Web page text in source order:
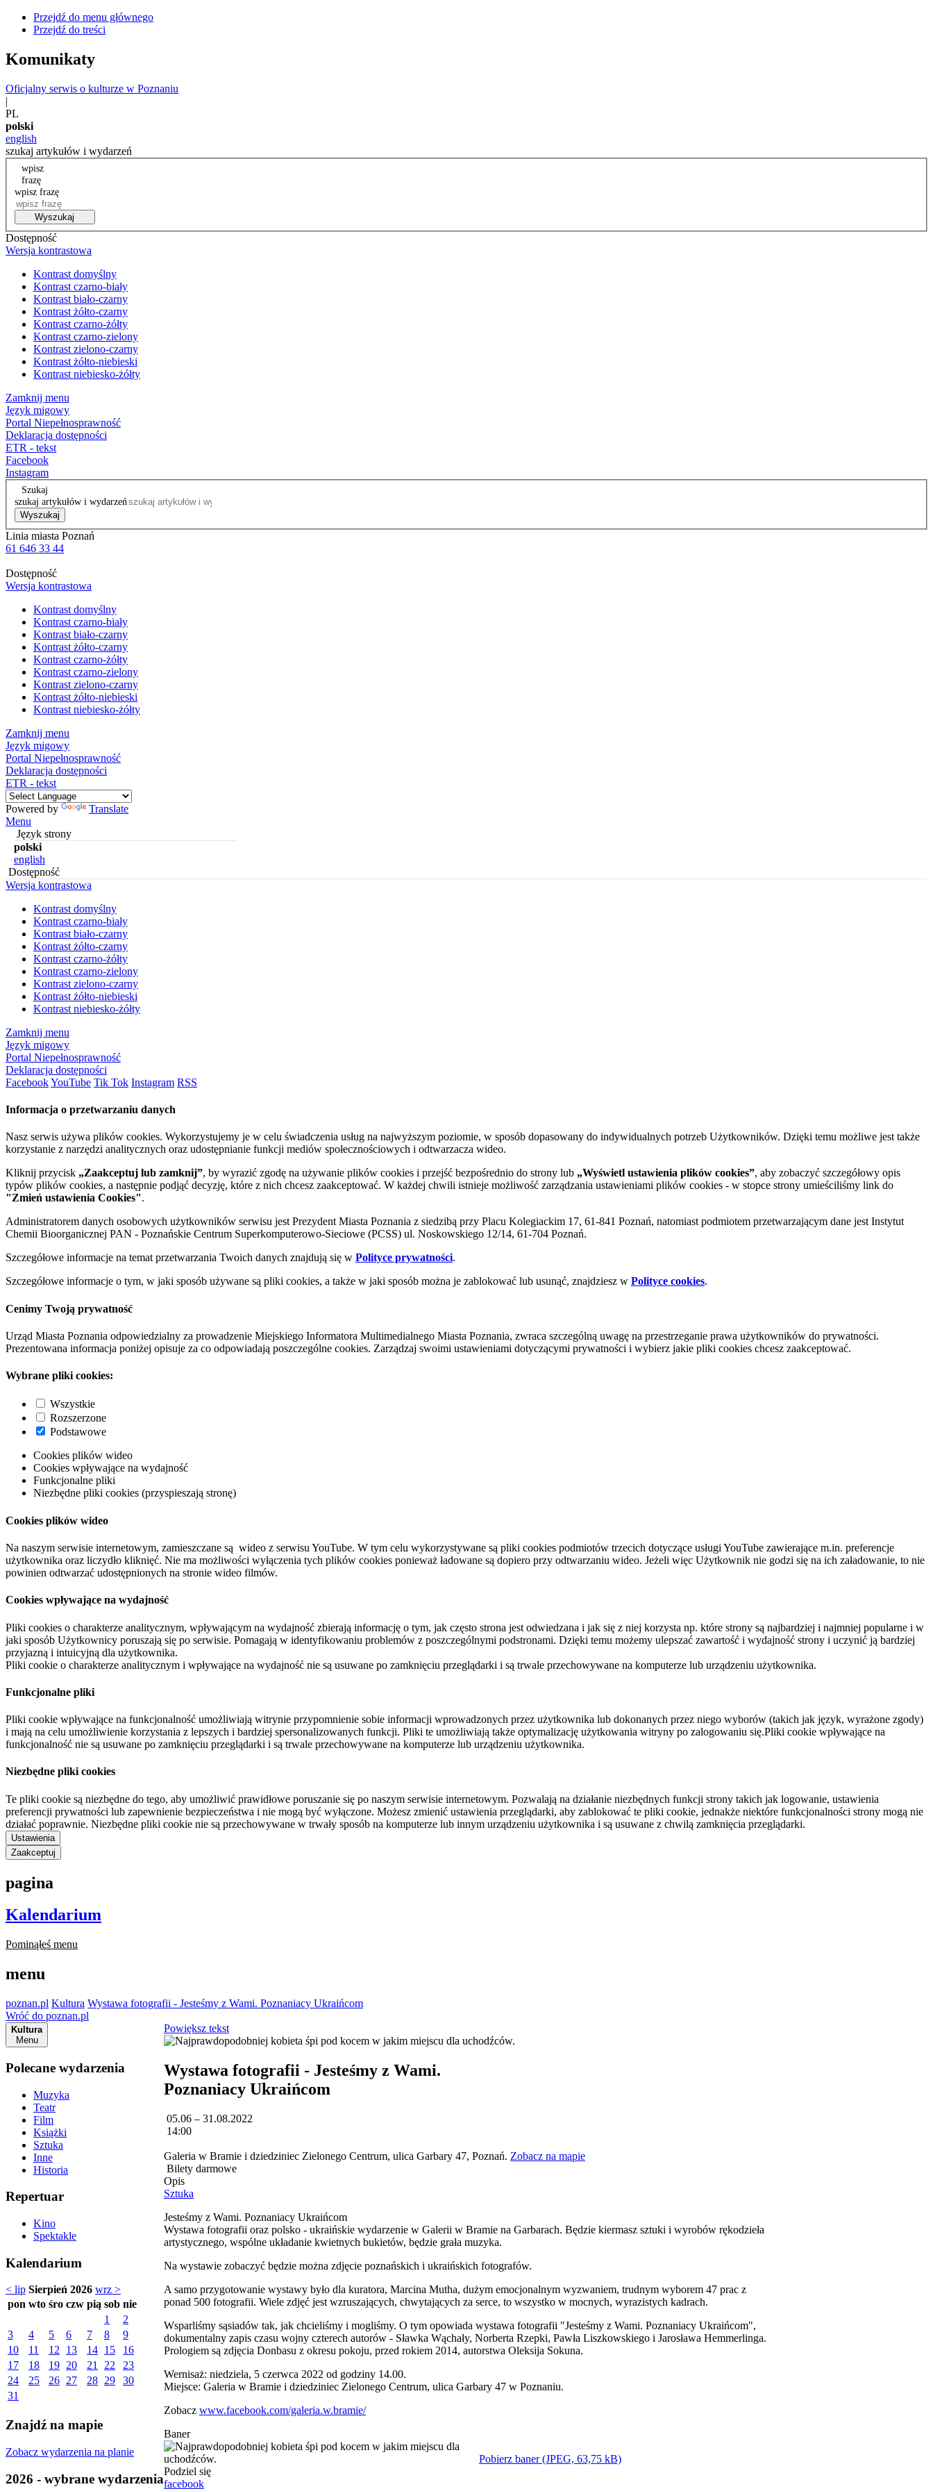
Przejdź do menu głównego
Przejdź do treści
Komunikaty
Oficjalny serwis o kulturze w Poznaniu
|
PL
polski
english
szukaj artykułów i wydarzeń
wpisz
frazę
wpisz frazę
Wyszukaj
Dostępność
Wersja kontrastowa
Kontrast domyślny
Kontrast czarno-biały
Kontrast biało-czarny
Kontrast żółto-czarny
Kontrast czarno-żółty
Kontrast czarno-zielony
Kontrast zielono-czarny
Kontrast żółto-niebieski
Kontrast niebiesko-żółty
Zamknij menu
Język migowy
Portal Niepełnosprawność
Deklaracja dostępności
ETR - tekst
Facebook
Instagram
Szukaj
szukaj artykułów i wydarzeń
Wyszukaj
Linia miasta Poznań
61 646 33 44
Dostępność
Wersja kontrastowa
Kontrast domyślny
Kontrast czarno-biały
Kontrast biało-czarny
Kontrast żółto-czarny
Kontrast czarno-żółty
Kontrast czarno-zielony
Kontrast zielono-czarny
Kontrast żółto-niebieski
Kontrast niebiesko-żółty
Zamknij menu
Język migowy
Portal Niepełnosprawność
Deklaracja dostępności
ETR - tekst
Powered by
Translate
Menu
Język strony
polski
english
Dostępność
Wersja kontrastowa
Kontrast domyślny
Kontrast czarno-biały
Kontrast biało-czarny
Kontrast żółto-czarny
Kontrast czarno-żółty
Kontrast czarno-zielony
Kontrast zielono-czarny
Kontrast żółto-niebieski
Kontrast niebiesko-żółty
Zamknij menu
Język migowy
Portal Niepełnosprawność
Deklaracja dostępności
FacebookYouTube Tik Tok Instagram RSS
Informacja o przetwarzaniu danych
Nasz serwis używa plików cookies. Wykorzystujemy je w celu świadczenia usług na najwyższym poziomie, w sposób dopasowany do indywidualnych potrzeb Użytkowników. Dzięki temu możliwe jest także
korzystanie z narzędzi analitycznych oraz udostępnianie funkcji mediów społecznościowych i odtwarzacza wideo.
Kliknij przycisk „Zaakceptuj lub zamknij”, by wyrazić zgodę na używanie plików cookies i przejść bezpośrednio do strony lub „Wyświetl ustawienia plików cookies”, aby zobaczyć szczegółowy opis
typów plików cookies, a następnie podjąć decyzję, które z nich chcesz zaakceptować. W każdej chwili istnieje możliwość zarządzania ustawieniami plików cookies - w stopce strony umieściliśmy link do
"Zmień ustawienia Cookies".
Administratorem danych osobowych użytkowników serwisu jest Prezydent Miasta Poznania z siedzibą przy Placu Kolegiackim 17, 61-841 Poznań, natomiast podmiotem przetwarzającym dane jest Instytut
Chemii Bioorganicznej PAN - Poznańskie Centrum Superkomputerowo-Sieciowe (PCSS) ul. Noskowskiego 12/14, 61-704 Poznań.
Szczegółowe informacje na temat przetwarzania Twoich danych znajdują się w Polityce prywatności.
Szczegółowe informacje o tym, w jaki sposób używane są pliki cookies, a także w jaki sposób można je zablokować lub usunąć, znajdziesz w Polityce cookies.
Cenimy Twoją prywatność
Urząd Miasta Poznania odpowiedzialny za prowadzenie Miejskiego Informatora Multimedialnego Miasta Poznania, zwraca szczególną uwagę na przestrzeganie prawa użytkowników do prywatności.
Prezentowana informacja poniżej opisuje za co odpowiadają poszczególne cookies. Zarządzaj swoimi ustawieniami dotyczącymi prywatności i wybierz jakie pliki cookies chcesz zaakceptować.
Wybrane pliki cookies:
Wszystkie
Rozszerzone
Podstawowe
Cookies plików wideo
Cookies wpływające na wydajność
Funkcjonalne pliki
Niezbędne pliki cookies (przyspieszają stronę)
Cookies plików wideo
Na naszym serwisie internetowym, zamieszczane są wideo z serwisu YouTube. W tym celu wykorzystywane są pliki cookies podmiotów trzecich dotyczące usługi YouTube zawierające m.in. preferencje
użytkownika oraz liczydło kliknięć. Nie ma możliwości wyłączenia tych plików cookies ponieważ ładowane są dopiero przy odtwarzaniu wideo. Jeżeli więc Użytkownik nie godzi się na ich załadowanie, to nie
powinien odtwarzać udostępnionych na stronie wideo filmów.
Cookies wpływające na wydajność
Pliki cookies o charakterze analitycznym, wpływającym na wydajność zbierają informację o tym, jak często strona jest odwiedzana i jak się z niej korzysta np. które strony są najbardziej i najmniej popularne i w
jaki sposób Użytkownicy poruszają się po serwisie. Pomagają w identyfikowaniu problemów z poszczególnymi podstronami. Dzięki temu możemy ulepszać zawartość i wydajność strony i uczynić ją bardziej
przyjazną i intuicyjną dla użytkownika.
Pliki cookie o charakterze analitycznym i wpływające na wydajność nie są usuwane po zamknięciu przeglądarki i są trwale przechowywane na komputerze lub urządzeniu użytkownika.
Funkcjonalne pliki
Pliki cookie wpływające na funkcjonalność umożliwiają witrynie przypomnienie sobie informacji wprowadzonych przez użytkownika lub dokonanych przez niego wyborów (takich jak język, wyrażone zgody)
i mają na celu umożliwienie korzystania z lepszych i bardziej spersonalizowanych funkcji. Pliki te umożliwiają także optymalizację użytkowania witryny po zalogowaniu się.Pliki cookie wpływające na
funkcjonalność nie są usuwane po zamknięciu przeglądarki i są trwale przechowywane na komputerze lub urządzeniu użytkownika.
Niezbędne pliki cookies
Te pliki cookie są niezbędne do tego, aby umożliwić prawidłowe poruszanie się po naszym serwisie internetowym. Pozwalają na działanie niezbędnych funkcji strony takich jak logowanie, ustawienia
preferencji prywatności lub zapewnienie bezpieczeństwa i nie mogą być wyłączone. Możesz zmienić ustawienia przeglądarki, aby zablokować te pliki cookie, jednakże niektóre funkcjonalności strony mogą nie
działać poprawnie. Niezbędne pliki cookie nie są przechowywane w trwały sposób na komputerze lub innym urządzeniu użytkownika i są usuwane z chwilą zamknięcia przeglądarki.
Ustawienia
Zaakceptuj
pagina
Kalendarium
Pominąłeś menu
menu
poznan.pl Kultura Wystawa fotografii - Jesteśmy z Wami. Poznaniacy Ukraińcom
Wróć do poznan.pl
Kultura
Menu
Polecane wydarzenia
Muzyka
Teatr
Film
Książki
Sztuka
Inne
Historia
Repertuar
Kino
Spektakle
Kalendarium
< lip Sierpień 2026 wrz >
pon wto śro czw pią sob nie
1
2
3
4 5 6 7 8
9
10
11 12 13 14 15
16
17
18 19 20 21 22
23
24
25 26 27 28 29
30
31
Znajdź na mapie
Zobacz wydarzenia na planie
2026 - wybrane wydarzenia
Powiększ tekst
Wystawa fotografii - Jesteśmy z Wami.
Poznaniacy Ukraińcom
05.06 – 31.08.2022
14:00
Galeria w Bramie i dziedziniec Zielonego Centrum, ulica Garbary 47, Poznań. Zobacz na mapie
Bilety darmowe
Opis
Sztuka
Jesteśmy z Wami. Poznaniacy Ukraińcom
Wystawa fotografii oraz polsko - ukraińskie wydarzenie w Galerii w Bramie na Garbarach. Będzie kiermasz sztuki i wyrobów rękodzieła
artystycznego, wspólne układanie kwietnych bukietów, będzie grała muzyka.
Na wystawie zobaczyć będzie można zdjęcie poznańskich i ukraińskich fotografów.
A samo przygotowanie wystawy było dla kuratora, Marcina Mutha, dużym emocjonalnym wyzwaniem, trudnym wyborem 47 prac z
ponad 500 fotografii. Wiele zdjęć jest wzruszających, chwytających za serce, to wszystko w mocnych, wyrazistych kadrach.
Wsparliśmy sąsiadów tak, jak chcieliśmy i mogliśmy. O tym opowiada wystawa fotografii "Jesteśmy z Wami. Poznaniacy Ukraińcom",
dokumentalny zapis czasu wojny czterech autorów - Sławka Wąchały, Norberta Rzepki, Pawła Liszkowskiego i Jarosława Hemmerlinga.
Prologiem są zdjęcia Donbasu z okresu pokoju, przed rokiem 2014, autorstwa Oleksija Sokuna.
Wernisaż: niedziela, 5 czerwca 2022 od godziny 14.00.
Miejsce: Galeria w Bramie i dziedziniec Zielonego Centrum, ulica Garbary 47 w Poznaniu.
Zobacz www.facebook.com/galeria.w.bramie/
Baner
Pobierz baner (JPEG, 63,75 kB)
Podziel się
facebook